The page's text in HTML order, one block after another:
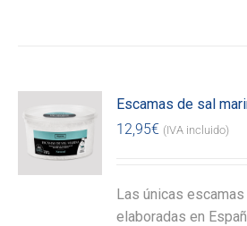
Escamas de sal
12,95€ (IVA incluido)
Las únicas
elaboradas en